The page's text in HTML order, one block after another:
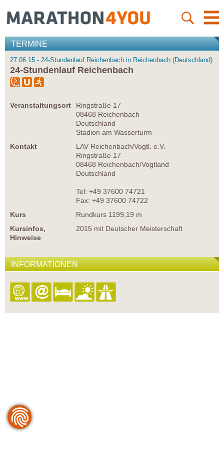
TERMINE
27.06.15 - 24-Stundenlauf Reichenbach in Reichenbach (Deutschland)
24-Stundenlauf Reichenbach
Veranstaltungsort
Ringstraße 17
08468 Reichenbach
Deutschland
Stadion am Wasserturm
Kontakt
LAV Reichenbach/Vogtl. e.V.
Ringstraße 17
08468 Reichenbach/Vogtland
Deutschland
Tel: +49 37600 74721
Fax: +49 37600 74722
Kurs
Rundkurs 1199,19 m
Kursinfos,
Hinweise
2015 mit Deutscher Meisterschaft
INFORMATIONEN